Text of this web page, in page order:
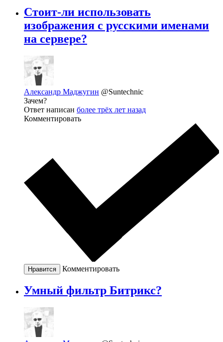
Стоит-ли использовать
изображения с русскими именами
на сервере?
Александр Маджугин @Suntechnic
Зачем?
Ответ написан более трёх лет назад
Комментировать
Нравится Комментировать
Умный фильтр Битрикс?